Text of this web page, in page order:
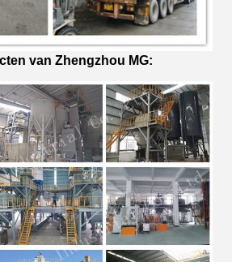
van Zhengzhou MG: